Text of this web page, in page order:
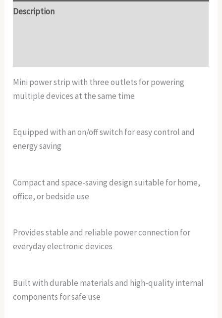
Description
Mini power strip with three outlets for powering
multiple devices at the same time
Equipped with an on/off switch for easy control and
energy saving
Compact and space-saving design suitable for home,
office, or bedside use
Provides stable and reliable power connection for
everyday electronic devices
Built with durable materials and high-quality internal
components for safe use